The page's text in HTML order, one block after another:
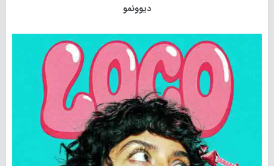
دیوونمو